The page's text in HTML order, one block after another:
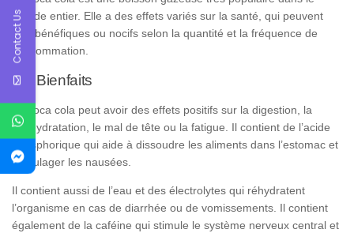
monde entier. Elle a des effets variés sur la santé, qui peuvent
être bénéfiques ou nocifs selon la quantité et la fréquence de
consommation.
1 – Bienfaits
Le coca cola peut avoir des effets positifs sur la digestion, la
déshydratation, le mal de tête ou la fatigue. Il contient de l’acide
phosphorique qui aide à dissoudre les aliments dans l’estomac et
à soulager les nausées.
Il contient aussi de l’eau et des électrolytes qui réhydratent
l’organisme en cas de diarrhée ou de vomissements. Il contient
également de la caféine qui stimule le système nerveux central et
Contact Us